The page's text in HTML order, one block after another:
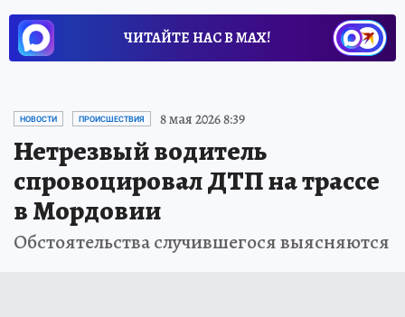
ЧИТАЙТЕ НАС В МАХ!
НОВОСТИ ПРОИСШЕСТВИЯ 8 мая 2026 8:39
Нетрезвый водитель
спровоцировал ДТП на трассе
в Мордовии
Обстоятельства случившегося выясняются